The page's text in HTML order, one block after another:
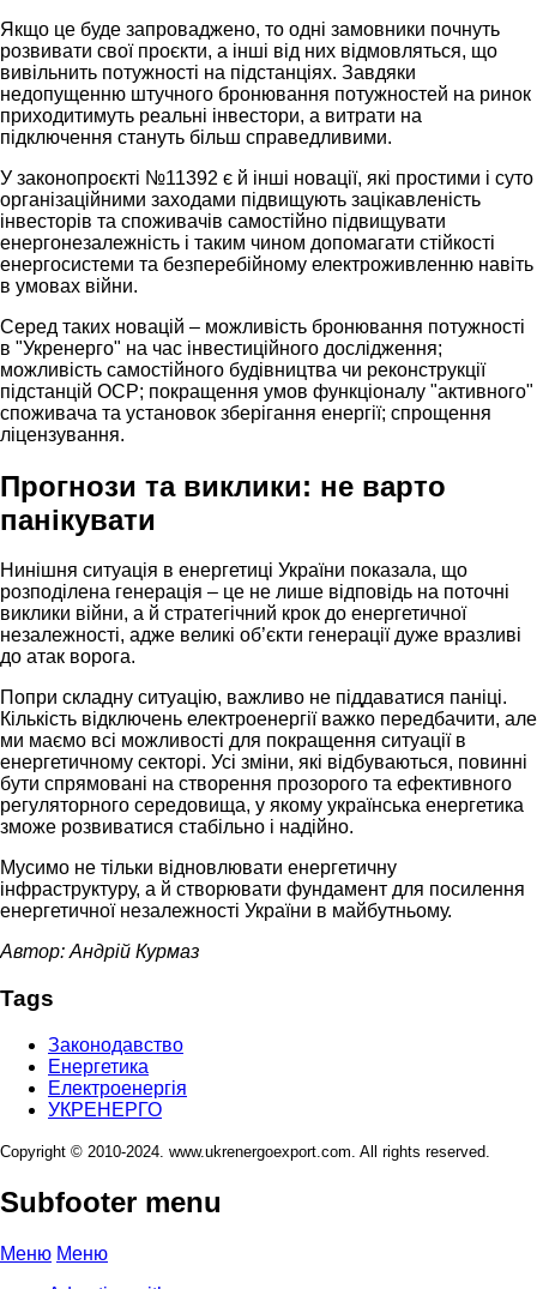
Якщо це буде запроваджено, то одні замовники почнуть
розвивати свої проєкти, а інші від них відмовляться, що
вивільнить потужності на підстанціях. Завдяки
недопущенню штучного бронювання потужностей на ринок
приходитимуть реальні інвестори, а витрати на
підключення стануть більш справедливими.
У законопроєкті №11392 є й інші новації, які простими і суто
організаційними заходами підвищують зацікавленість
інвесторів та споживачів самостійно підвищувати
енергонезалежність і таким чином допомагати стійкості
енергосистеми та безперебійному електроживленню навіть
в умовах війни.
Серед таких новацій – можливість бронювання потужності
в "Укренерго" на час інвестиційного дослідження;
можливість самостійного будівництва чи реконструкції
підстанцій ОСР; покращення умов функціоналу "активного"
споживача та установок зберігання енергії; спрощення
ліцензування.
Прогнози та виклики: не варто
панікувати
Нинішня ситуація в енергетиці України показала, що
розподілена генерація – це не лише відповідь на поточні
виклики війни, а й стратегічний крок до енергетичної
незалежності, адже великі об’єкти генерації дуже вразливі
до атак ворога.
Попри складну ситуацію, важливо не піддаватися паніці.
Кількість відключень електроенергії важко передбачити, але
ми маємо всі можливості для покращення ситуації в
енергетичному секторі. Усі зміни, які відбуваються, повинні
бути спрямовані на створення прозорого та ефективного
регуляторного середовища, у якому українська енергетика
зможе розвиватися стабільно і надійно.
Мусимо не тільки відновлювати енергетичну
інфраструктуру, а й створювати фундамент для посилення
енергетичної незалежності України в майбутньому.
Автор: Андрій Курмаз
Tags
Законодавство
Енергетика
Електроенергія
УКРЕНЕРГО
Copyright © 2010-2024. www.ukrenergoexport.com. All rights reserved.
Subfooter menu
Меню Меню